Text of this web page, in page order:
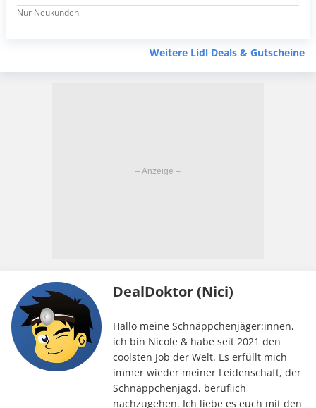
Nur Neukunden
Weitere Lidl Deals & Gutscheine
DealDoktor (Nici)
Hallo meine Schnäppchenjäger:innen,
ich bin Nicole & habe seit 2021 den
coolsten Job der Welt. Es erfüllt mich
immer wieder meiner Leidenschaft, der
Schnäppchenjagd, beruflich
nachzugehen. Ich liebe es euch mit den